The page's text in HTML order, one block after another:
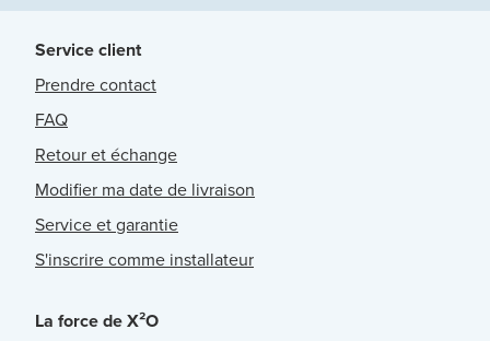
Service client
Prendre contact
FAQ
Retour et échange
Modifier ma date de livraison
Service et garantie
S'inscrire comme installateur
La force de X²O